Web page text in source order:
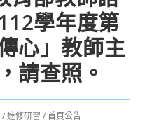
學年度第
心」教師主
請查照。
/ 進修研習 / 首頁公告